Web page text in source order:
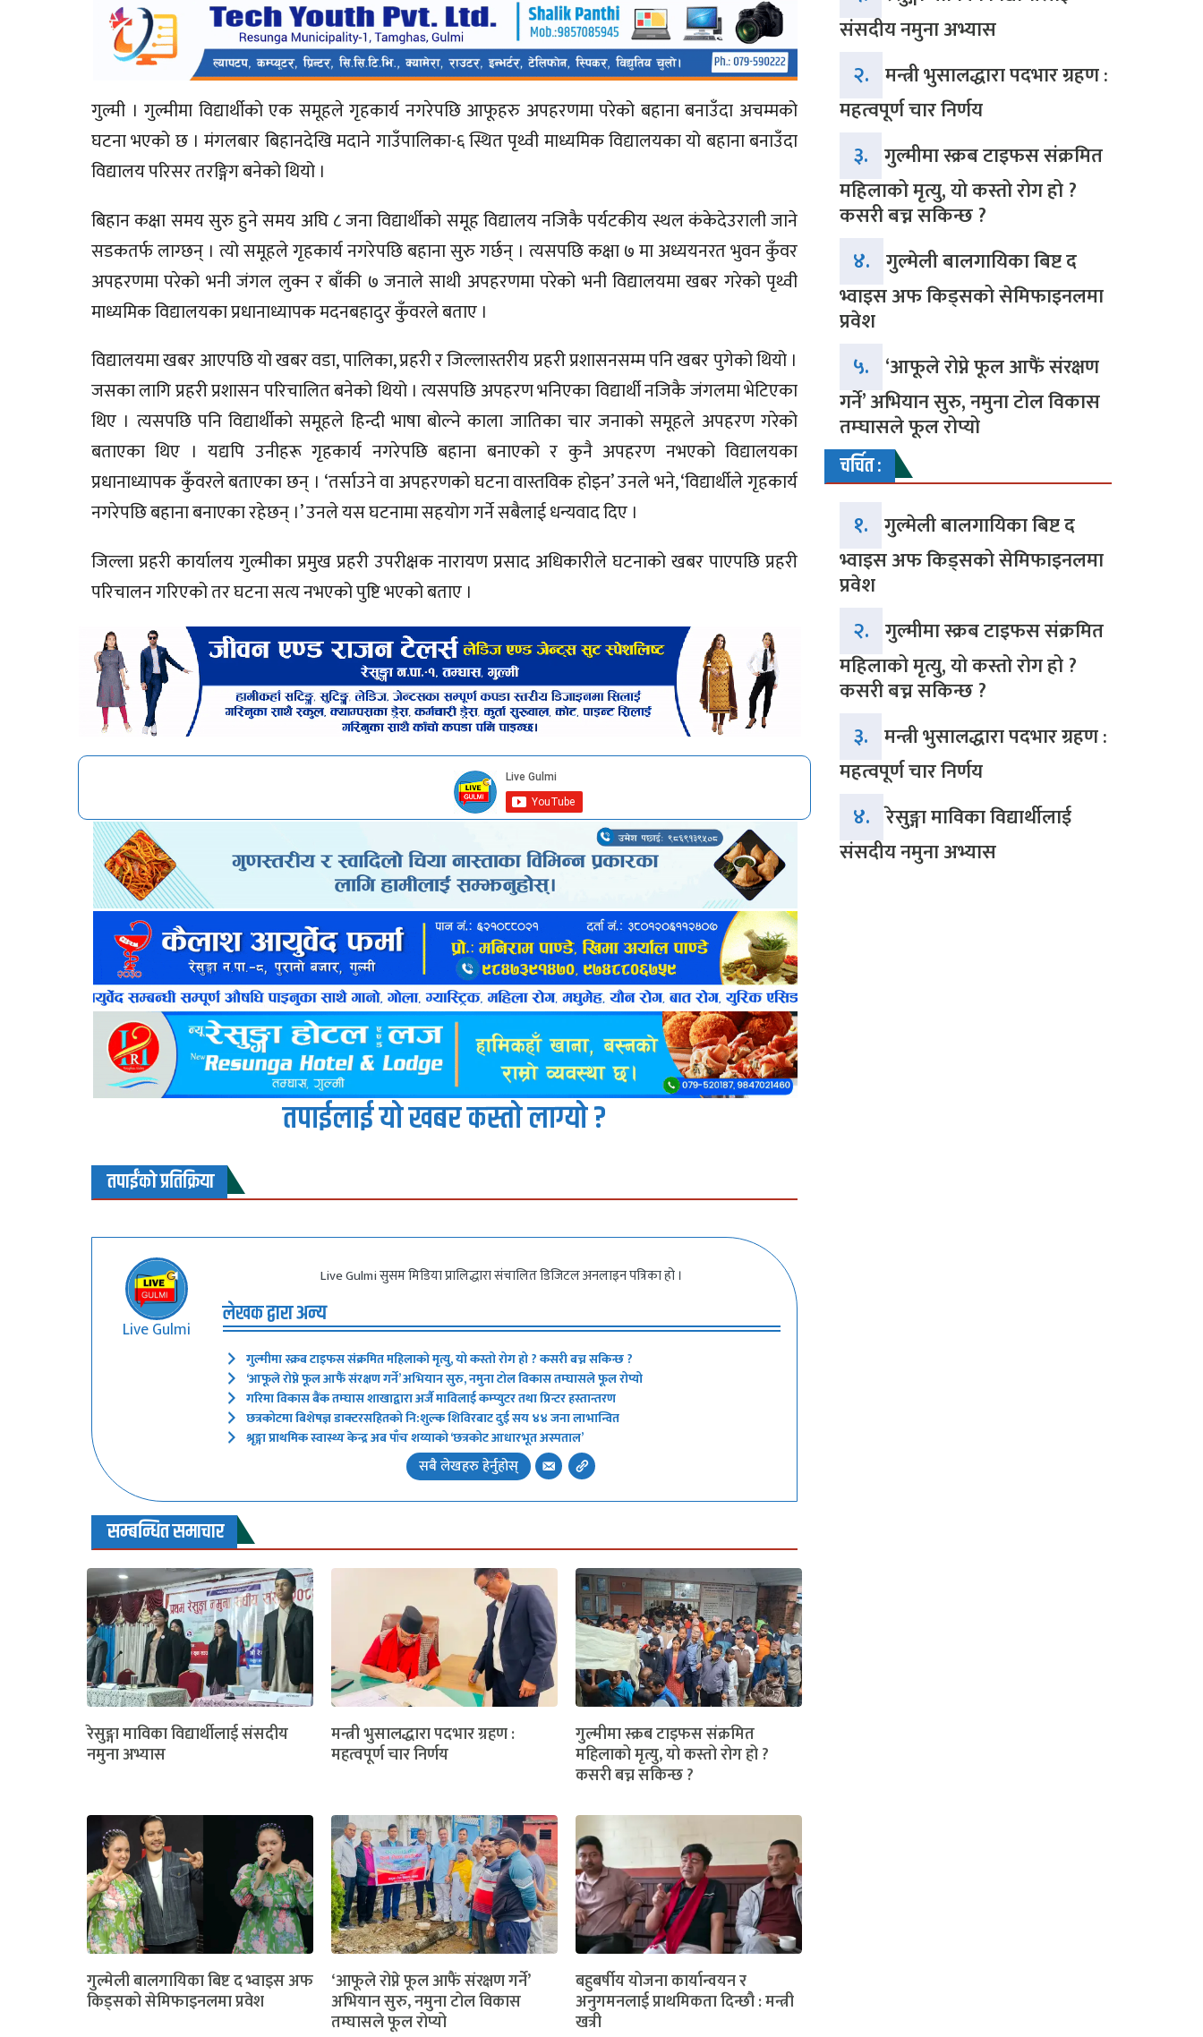
गुल्मी । गुल्मीमा विद्यार्थीकाे एक समूहले गृहकार्य नगरेपछि आफूहरु अपहरणमा परेको बहाना बनाउँदा अचम्मको
घटना भएको छ । मंगलबार बिहानदेखि मदाने गाउँपालिका-६ स्थित पृथ्वी माध्यमिक विद्यालयका यो बहाना बनाउँदा
विद्यालय परिसर तरङ्गिग बनेको थियो ।
बिहान कक्षा समय सुरु हुने समय अघि ८ जना विद्यार्थीकाे समूह विद्यालय नजिकै पर्यटकीय स्थल कंकेदेउराली जाने
सडकतर्फ लाग्छन् । त्यो समूहले गृहकार्य नगरेपछि बहाना सुरु गर्छन् । त्यसपछि कक्षा ७ मा अध्ययनरत भुवन कुँवर
अपहरणमा परेको भनी जंगल लुक्न र बाँकी ७ जनाले साथी अपहरणमा परेको भनी विद्यालयमा खबर गरेको पृथ्वी
माध्यमिक विद्यालयका प्रधानाध्यापक मदनबहादुर कुँवरले बताए ।
विद्यालयमा खबर आएपछि यो खबर वडा, पालिका, प्रहरी र जिल्लास्तरीय प्रहरी प्रशासनसम्म पनि खबर पुगेको थियो ।
जसका लागि प्रहरी प्रशासन परिचालित बनेको थियो । त्यसपछि अपहरण भनिएका विद्यार्थी नजिकै जंगलमा भेटिएका
थिए । त्यसपछि पनि विद्यार्थीकाे समूहले हिन्दी भाषा बाेल्ने काला जातिका चार जनाको समूहले अपहरण गरेको
बताएका थिए । यद्यपि उनीहरू गृहकार्य नगरेपछि बहाना बनाएको र कुनै अपहरण नभएको विद्यालयका
प्रधानाध्यापक कुँवरले बताएका छन् । ‘तर्साउने वा अपहरणकाे घटना वास्तविक होइन’ उनले भने, ‘विद्यार्थीले गृहकार्य
नगरेपछि बहाना बनाएका रहेछन् ।’ उनले यस घटनामा सहयोग गर्ने सबैलाई धन्यवाद दिए ।
जिल्ला प्रहरी कार्यालय गुल्मीका प्रमुख प्रहरी उपरीक्षक नारायण प्रसाद अधिकारीले घटनाको खबर पाएपछि प्रहरी
परिचालन गरिएको तर घटना सत्य नभएको पुष्टि भएको बताए ।
तपाईलाई यो खबर कस्तो लाग्यो ?
तपाईंको प्रतिक्रिया
Live Gulmi
Live Gulmi सुसम मिडिया प्रालिद्धारा संचालित डिजिटल अनलाइन पत्रिका हो ।
लेखक द्वारा अन्य
गुल्मीमा स्क्रब टाइफस संक्रमित महिलाको मृत्यु, यो कस्तो रोग हो ? कसरी बच्न सकिन्छ ?
‘आफूले रोप्ने फूल आफैं संरक्षण गर्ने’ अभियान सुरु, नमुना टोल विकास तम्घासले फूल रोप्यो
गरिमा विकास बैंक तम्घास शाखाद्वारा अर्जै माविलाई कम्प्युटर तथा प्रिन्टर हस्तान्तरण
छत्रकोटमा बिशेषज्ञ डाक्टरसहितको नि:शुल्क शिविरबाट दुई सय ४४ जना लाभान्वित
श्रृङ्गा प्राथमिक स्वास्थ्य केन्द्र अब पाँच शय्याको ‘छत्रकोट आधारभूत अस्पताल’
सबै लेखहरु हेर्नुहोस्
सम्बन्धित समाचार
रेसुङ्गा माविका विद्यार्थीलाई संसदीय
नमुना अभ्यास
मन्त्री भुसालद्धारा पदभार ग्रहण :
महत्वपूर्ण चार निर्णय
गुल्मीमा स्क्रब टाइफस संक्रमित
महिलाको मृत्यु, यो कस्तो रोग हो ?
कसरी बच्न सकिन्छ ?
गुल्मेली बालगायिका बिष्ट द भ्वाइस अफ
किड्सको सेमिफाइनलमा प्रवेश
‘आफूले रोप्ने फूल आफैं संरक्षण गर्ने’
अभियान सुरु, नमुना टोल विकास
तम्घासले फूल रोप्यो
बहुबर्षीय योजना कार्यान्वयन र
अनुगमनलाई प्राथमिकता दिन्छौ : मन्त्री
खत्री
संसदीय नमुना अभ्यास
२. मन्त्री भुसालद्धारा पदभार ग्रहण :
महत्वपूर्ण चार निर्णय
३. गुल्मीमा स्क्रब टाइफस संक्रमित
महिलाको मृत्यु, यो कस्तो रोग हो ?
कसरी बच्न सकिन्छ ?
४. गुल्मेली बालगायिका बिष्ट द
भ्वाइस अफ किड्सको सेमिफाइनलमा
प्रवेश
५. ‘आफूले रोप्ने फूल आफैं संरक्षण
गर्ने’ अभियान सुरु, नमुना टोल विकास
तम्घासले फूल रोप्यो
चर्चित :
१. गुल्मेली बालगायिका बिष्ट द
भ्वाइस अफ किड्सको सेमिफाइनलमा
प्रवेश
२. गुल्मीमा स्क्रब टाइफस संक्रमित
महिलाको मृत्यु, यो कस्तो रोग हो ?
कसरी बच्न सकिन्छ ?
३. मन्त्री भुसालद्धारा पदभार ग्रहण :
महत्वपूर्ण चार निर्णय
४. रेसुङ्गा माविका विद्यार्थीलाई
संसदीय नमुना अभ्यास